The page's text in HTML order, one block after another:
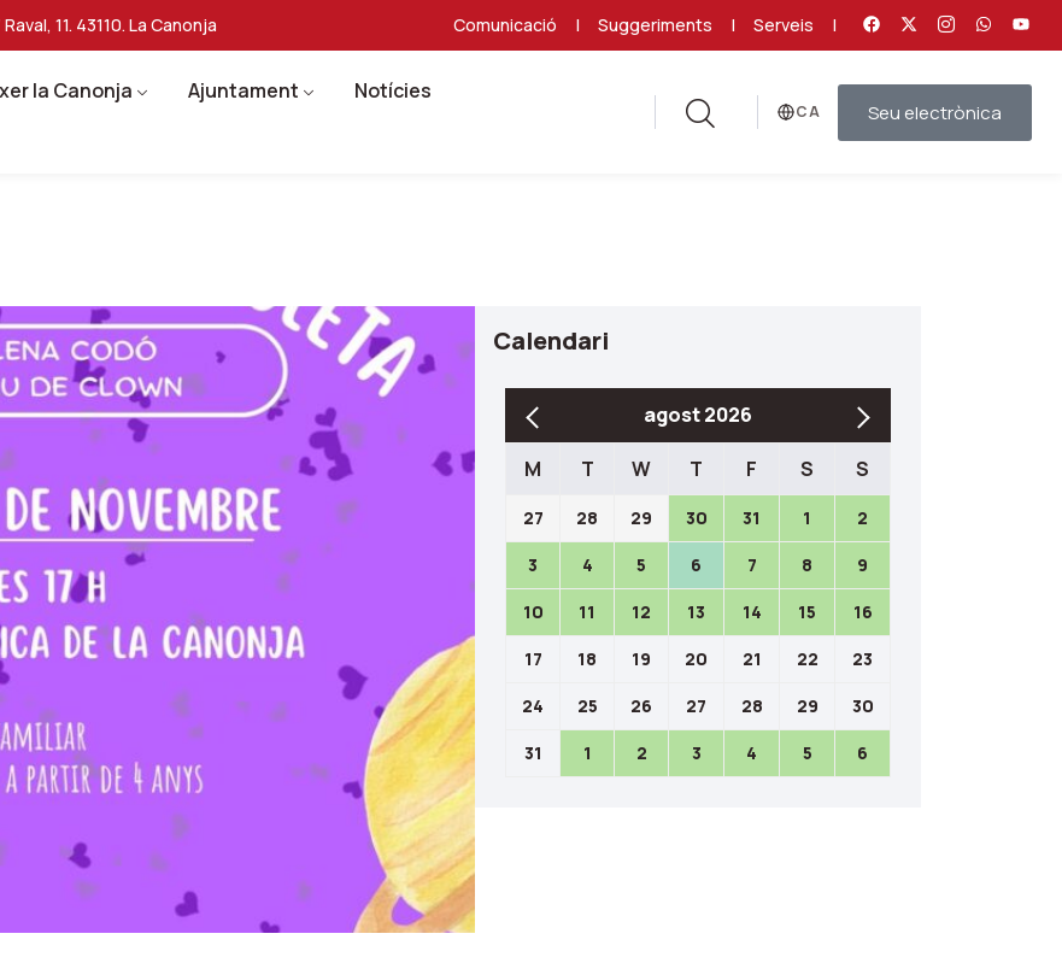
11. 43110. La Canonja Comunicació | Suggeriments | Serveis |
la Canonja Ajuntament
Notícies
Idioma
Seu electrònica
Calendari
agost 2026
M T W T F S S
27 28 29 30 31 1 2
3 4 5 6 7 8 9
10 11 12 13 14 15 16
17 18 19 20 21 22 23
24 25 26 27 28 29 30
31 1 2 3 4 5 6